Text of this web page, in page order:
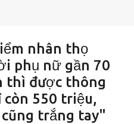
nhân thọ
phụ nữ gần 70
thì được thông
còn 550 triệu,
trắng tay"